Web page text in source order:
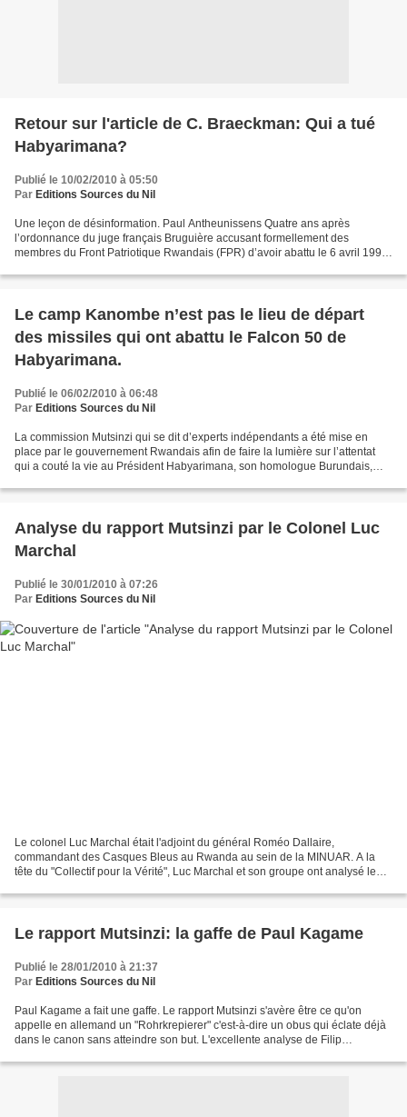
Retour sur l'article de C. Braeckman: Qui a tué
Habyarimana?
Publié le 10/02/2010 à 05:50
Par Editions Sources du Nil
Une leçon de désinformation. Paul Antheunissens Quatre ans après
l’ordonnance du juge français Bruguière accusant formellement des
membres du Front Patriotique Rwandais (FPR) d’avoir abattu le 6 avril 1994
Le camp Kanombe n’est pas le lieu de départ
des missiles qui ont abattu le Falcon 50 de
Habyarimana.
Publié le 06/02/2010 à 06:48
Par Editions Sources du Nil
La commission Mutsinzi qui se dit d’experts indépendants a été mise en
place par le gouvernement Rwandais afin de faire la lumière sur l’attentat
qui a couté la vie au Président Habyarimana, son homologue Burundais,
Analyse du rapport Mutsinzi par le Colonel Luc
Marchal
Publié le 30/01/2010 à 07:26
Par Editions Sources du Nil
Le colonel Luc Marchal était l'adjoint du général Roméo Dallaire,
commandant des Casques Bleus au Rwanda au sein de la MINUAR. A la
tête du "Collectif pour la Vérité", Luc Marchal et son groupe ont analysé le
Le rapport Mutsinzi: la gaffe de Paul Kagame
Publié le 28/01/2010 à 21:37
Par Editions Sources du Nil
Paul Kagame a fait une gaffe. Le rapport Mutsinzi s'avère être ce qu'on
appelle en allemand un "Rohrkrepierer" c'est-à-dire un obus qui éclate déjà
dans le canon sans atteindre son but. L'excellente analyse de Filip